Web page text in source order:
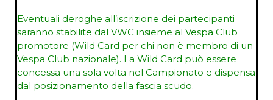
Eventuali deroghe all’iscrizione dei partecipanti
saranno stabilite dal VWC insieme al Vespa Club
promotore (Wild Card per chi non è membro di un
Vespa Club nazionale). La Wild Card può essere
concessa una sola volta nel Campionato e dispensa
dal posizionamento della fascia scudo.